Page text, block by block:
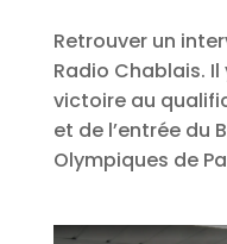
Retrouver un
Radio Chablais.
victoire au
et de l’entrée du
Olympiques de